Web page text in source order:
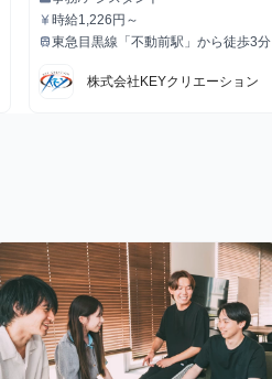
職種
給与
currency_yen時給1,226円～
最寄駅
train東急目黒線「不動前駅」から徒歩3分
株式会社KEYクリエーション